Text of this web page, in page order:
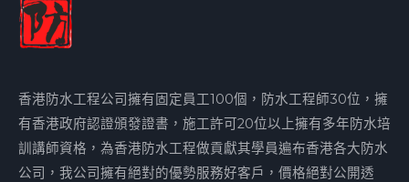
香港防水工程公司擁有固定員工100個，防水工程師30位，擁
有香港政府認證頒發證書，施工許可20位以上擁有多年防水培
訓講師資格，為香港防水工程做貢獻其學員遍布香港各大防水
公司，我公司擁有絕對的優勢服務好客戶，價格絕對公開透